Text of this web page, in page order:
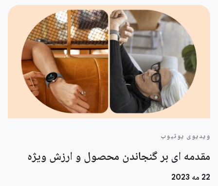
ویدیوی یوتیوب
مقدمه ای بر گنجاندن محصول و ارزش ویژه
22 مه 2023